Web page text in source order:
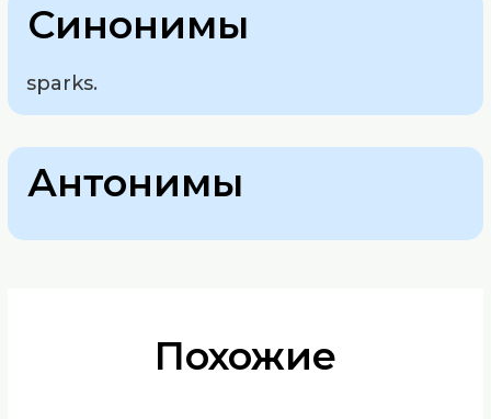
Синонимы
sparks.
Антонимы
Похожие